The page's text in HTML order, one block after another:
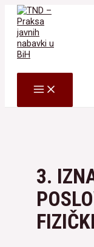
Skip
content
MAIN
MENU
3.